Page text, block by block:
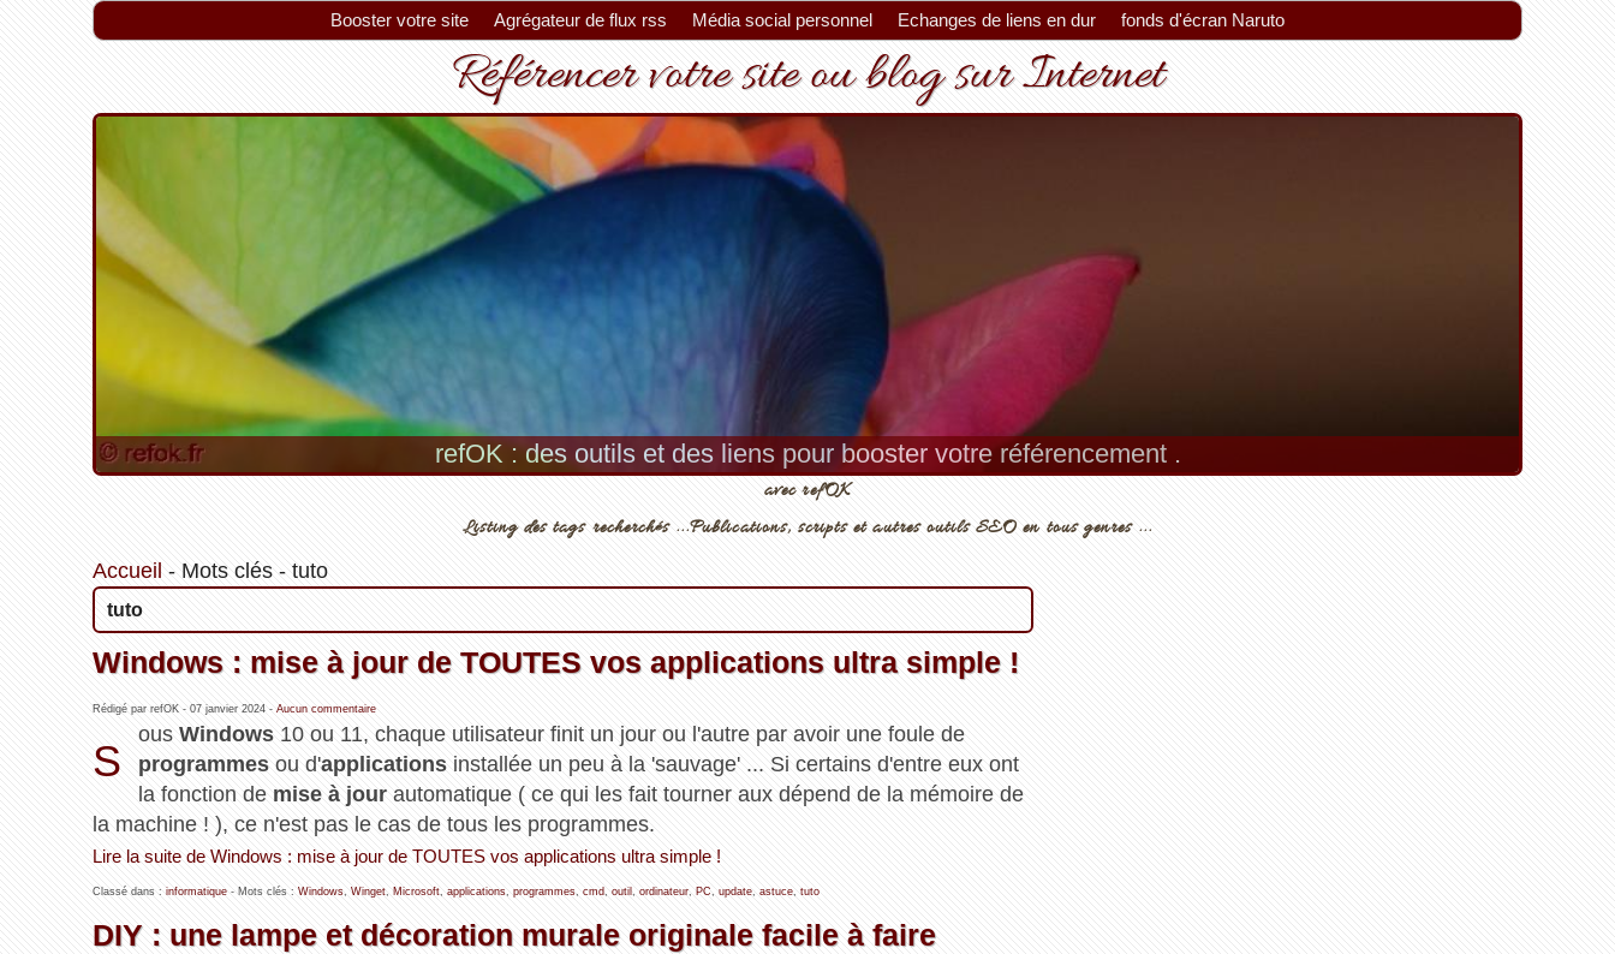
Booster votre site Agrégateur de flux rss Média social personnel Echanges de liens en dur fonds d'écran Naruto
Référencer votre site ou blog sur Internet
refOK : des outils et des liens pour booster votre référencement .
avec refOK
Listing des tags recherchés ...Publications, scripts et autres outils SEO en tous genres ...
Accueil - Mots clés- tuto
tuto
Windows : mise à jour de TOUTES vos applications ultra simple !
Rédigé par refOK - 07 janvier 2024- Aucun commentaire
S
ous Windows 10 ou 11, chaque utilisateur finit un jour ou l'autre par avoir une foule de
programmes ou d'applications installée un peu à la 'sauvage' ... Si certains d'entre eux ont
la fonction de mise à jour automatique ( ce qui les fait tourner aux dépend de la mémoire de
la machine ! ), ce n'est pas le cas de tous les programmes.
Lire la suite de Windows : mise à jour de TOUTES vos applications ultra simple !
Classé dans : informatique- Mots clés : Windows, Winget, Microsoft, applications, programmes, cmd, outil , ordinateur, PC, update, astuce, tuto
DIY : une lampe et décoration murale originale facile à faire